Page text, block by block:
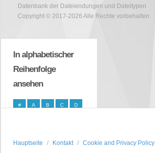
Datenbank der Dateiendungen und Dateitypen
Copyright © 2017-2026 Alle Rechte vorbehalten
In alphabetischer
Reihenfolge
ansehen
# A B C D
Hauptseite Kontakt Cookie and Privacy Policy